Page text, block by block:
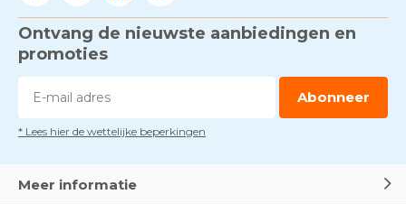
Ontvang de nieuwste aanbiedingen en
promoties
Abonneer
* Lees hier de wettelijke beperkingen
Meer informatie